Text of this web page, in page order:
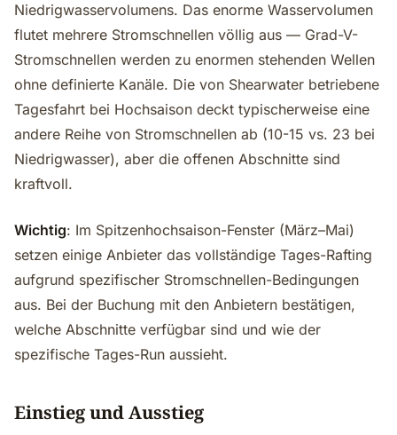
Niedrigwasservolumens. Das enorme Wasservolumen
flutet mehrere Stromschnellen völlig aus — Grad-V-
Stromschnellen werden zu enormen stehenden Wellen
ohne definierte Kanäle. Die von Shearwater betriebene
Tagesfahrt bei Hochsaison deckt typischerweise eine
andere Reihe von Stromschnellen ab (10-15 vs. 23 bei
Niedrigwasser), aber die offenen Abschnitte sind
kraftvoll.
Wichtig: Im Spitzenhochsaison-Fenster (März–Mai)
setzen einige Anbieter das vollständige Tages-Rafting
aufgrund spezifischer Stromschnellen-Bedingungen
aus. Bei der Buchung mit den Anbietern bestätigen,
welche Abschnitte verfügbar sind und wie der
spezifische Tages-Run aussieht.
Einstieg und Ausstieg